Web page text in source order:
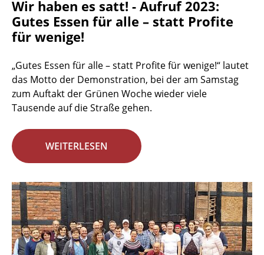
Wir haben es satt! - Aufruf 2023:
Gutes Essen für alle – statt Profite
für wenige!
„Gutes Essen für alle – statt Profite für wenige!“ lautet
das Motto der Demonstration, bei der am Samstag
zum Auftakt der Grünen Woche wieder viele
Tausende auf die Straße gehen.
WEITERLESEN